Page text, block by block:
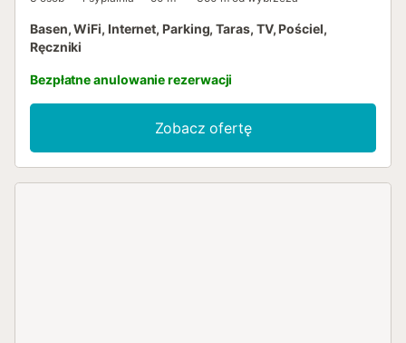
Basen, WiFi, Internet, Parking, Taras, TV, Pościel,
Ręczniki
Bezpłatne anulowanie rezerwacji
Zobacz ofertę